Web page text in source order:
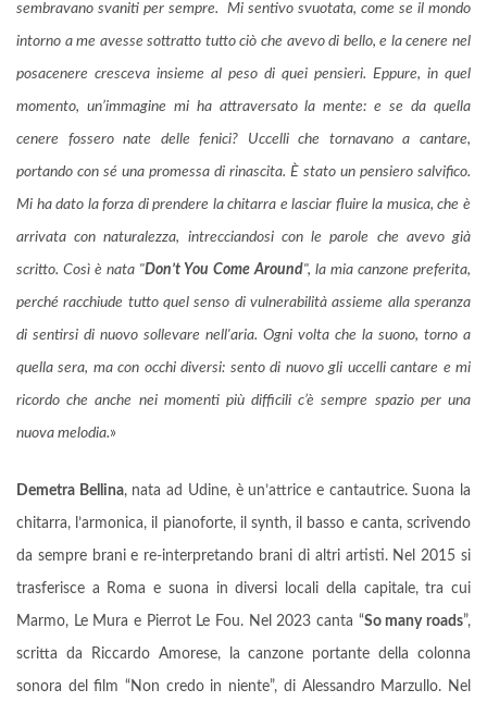
sembravano svaniti per sempre. Mi sentivo svuotata, come se il mondo
intorno a me avesse sottratto tutto ciò che avevo di bello, e la cenere nel
posacenere cresceva insieme al peso di quei pensieri. Eppure, in quel
momento, un’immagine mi ha attraversato la mente: e se da quella
cenere fossero nate delle fenici? Uccelli che tornavano a cantare,
portando con sé una promessa di rinascita. È stato un pensiero salvifico.
Mi ha dato la forza di prendere la chitarra e lasciar fluire la musica, che è
arrivata con naturalezza, intrecciandosi con le parole che avevo già
scritto. Così è nata "Don’t You Come Around", la mia canzone preferita,
perché racchiude tutto quel senso di vulnerabilità assieme alla speranza
di sentirsi di nuovo sollevare nell'aria. Ogni volta che la suono, torno a
quella sera, ma con occhi diversi: sento di nuovo gli uccelli cantare e mi
ricordo che anche nei momenti più difficili c’è sempre spazio per una
nuova melodia.»
Demetra Bellina, nata ad Udine, è un’attrice e cantautrice. Suona la
chitarra, l’armonica, il pianoforte, il synth, il basso e canta, scrivendo
da sempre brani e re-interpretando brani di altri artisti. Nel 2015 si
trasferisce a Roma e suona in diversi locali della capitale, tra cui
Marmo, Le Mura e Pierrot Le Fou. Nel 2023 canta “So many roads”,
scritta da Riccardo Amorese, la canzone portante della colonna
sonora del film “Non credo in niente”, di Alessandro Marzullo. Nel